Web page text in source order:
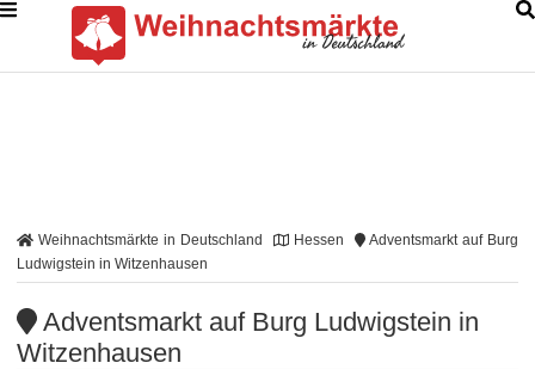
Weihnachtsmärkte in Deutschland Hessen
Adventsmarkt auf Burg
Ludwigstein in Witzenhausen
Adventsmarkt auf Burg Ludwigstein in
Witzenhausen